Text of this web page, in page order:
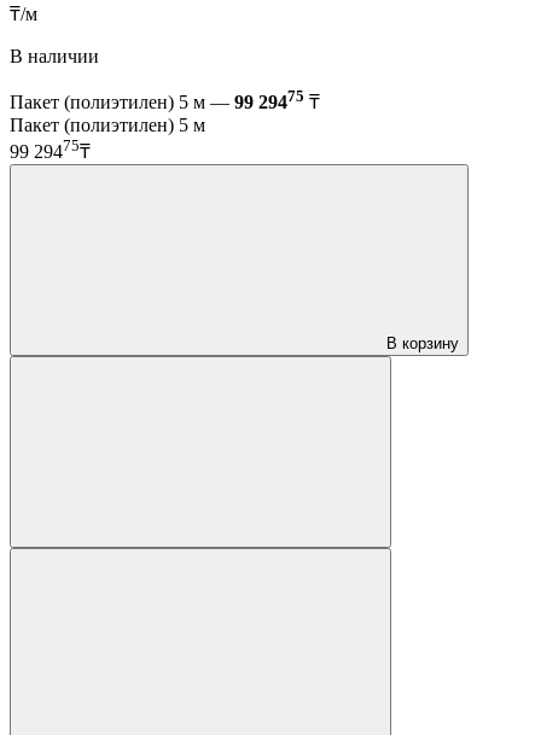
₸/м
В наличии
Пакет (полиэтилен) 5 м — 99 29475 ₸
Пакет (полиэтилен) 5 м
99 29475₸
В корзину